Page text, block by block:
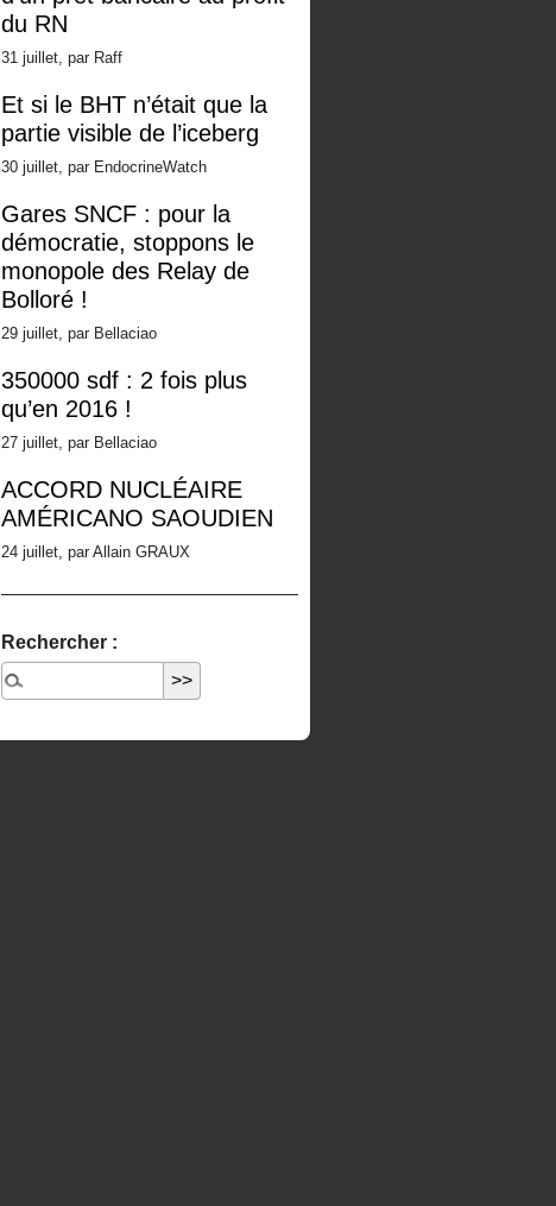
du RN
31 juillet, par Raff
Et si le BHT n’était que la
partie visible de l’iceberg
30 juillet, par EndocrineWatch
Gares SNCF : pour la
démocratie, stoppons le
monopole des Relay de
Bolloré !
29 juillet, par Bellaciao
350000 sdf : 2 fois plus
qu’en 2016 !
27 juillet, par Bellaciao
ACCORD NUCLÉAIRE
AMÉRICANO SAOUDIEN
24 juillet, par Allain GRAUX
Rechercher :